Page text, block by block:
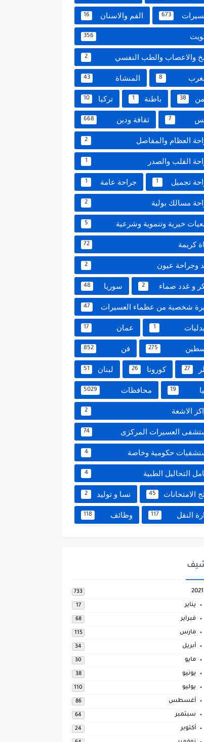
673 الفم والاسنان 16
356
والاعصاب والطب النفسي 2
8 المنشاة 43
38 باطنة 1 تركيا 10
7 ثقافة ودين 668
العظام والمفاصل 2
القلب والصدر 1
تجميل 1 جراحة عامة 1
مسالك بولية 2
خيرية وتنموية وشرعية 5
كريمة 72
وجراحة عيون 2
و غدد صماء 2 سوريا 48
شخصية من عظماء العسيرات 47
1 عمان 17
275 فن 852
27 كورونا 26 لبنان 51
19 محافظات 5029
الاشعة 2
العسيرات المركزى 74
حكومية وخاصة 4
التحاليل الطبية 4
الامتحانات 45 نسا و توليد 2
النقل 117 وظائف 118
2021
733
يناير 17
فبراير 68
مارس 115
أبريل 34
مايو 30
يونيو 38
يوليو 110
أغسطس 86
سبتمبر 64
أكتوبر 24